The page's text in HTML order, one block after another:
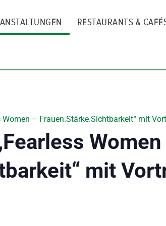
RESTAURANTS &
Women – Frauen.Stärke.Sichtbarkeit“ mit
mit